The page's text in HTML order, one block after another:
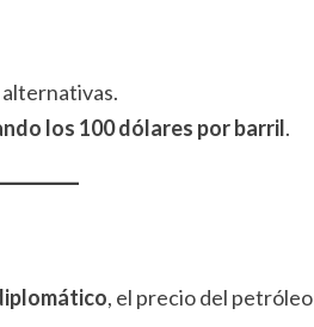
los 100 dólares por barril.
, el precio del petróleo